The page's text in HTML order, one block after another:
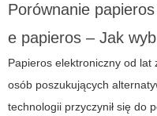
Porównanie
e papieros – Jak
Papieros elektroniczny od
osób poszukujących
technologii przyczynił się do